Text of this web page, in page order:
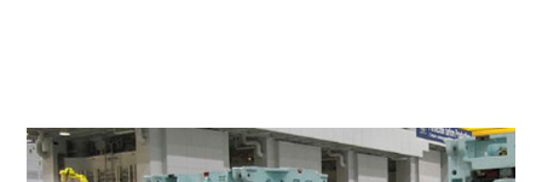
BRAUN Ytslipningsmaskiner